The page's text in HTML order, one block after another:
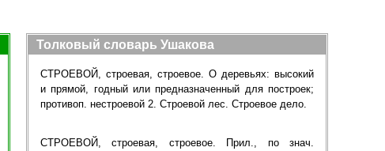
Толковый словарь Ушакова
СТРОЕВОЙ, строевая, строевое. О деревьях: высокий
и прямой, годный или предназначенный для построек;
противоп. нестроевой 2. Строевой лес. Строевое дело.
СТРОЕВОЙ, строевая, строевое. Прил., по знач.